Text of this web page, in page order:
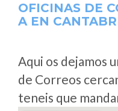
OFICINAS DE
A EN
Aqui os dejamos
de Correos
teneis que